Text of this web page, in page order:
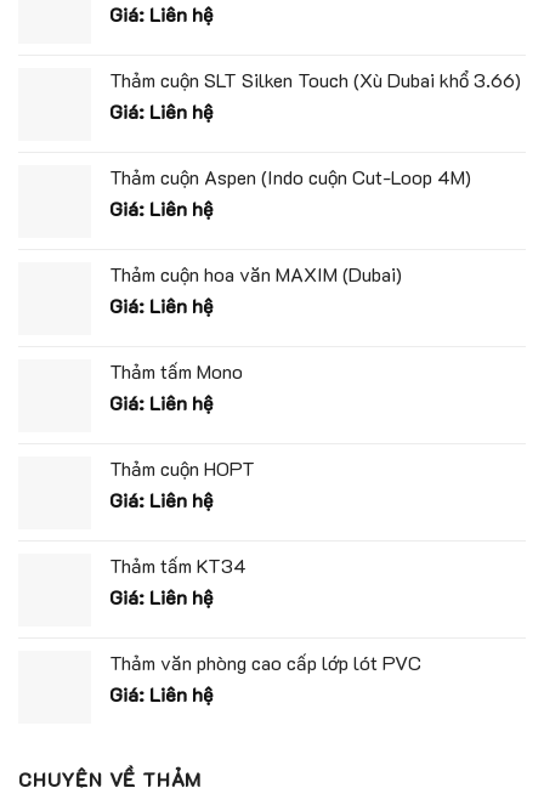
Giá: Liên hệ
Thảm cuộn SLT Silken Touch (Xù Dubai khổ 3.66)
Giá: Liên hệ
Thảm cuộn Aspen (Indo cuộn Cut-Loop 4M)
Giá: Liên hệ
Thảm cuộn hoa văn MAXIM (Dubai)
Giá: Liên hệ
Thảm tấm Mono
Giá: Liên hệ
Thảm cuộn HOPT
Giá: Liên hệ
Thảm tấm KT34
Giá: Liên hệ
Thảm văn phòng cao cấp lớp lót PVC
Giá: Liên hệ
CHUYỆN VỀ THẢM